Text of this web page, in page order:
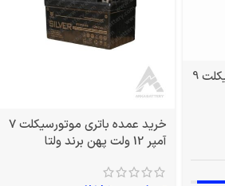
خرید عمده باتری موتورسیکلت 9
خرید عمده باتری موتورسیکلت 7
آمپر 12 ولت پهن برند ولتا